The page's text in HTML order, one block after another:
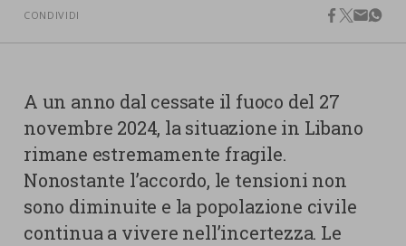
Centro studi
Aziende e Fondazioni
Lavora con noi
CERCACARRELLO
CONDIVIDI facebook
twitter
email
A un anno dal cessate il fuoco del 27
novembre 2024, la situazione in Libano
rimane estremamente fragile.
Nonostante l’accordo, le tensioni non
sono diminuite e la popolazione civile
continua a vivere nell’incertezza. Le